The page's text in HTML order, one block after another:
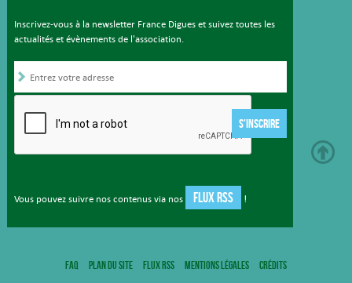
Inscrivez-vous à la newsletter France Digues et suivez toutes les
actualités et évènements de l'association.
S'INSCRIRE
Vous pouvez suivre nos contenus via nos FLUX RSS !
FAQ Plan du site Flux RSS Mentions légales Crédits